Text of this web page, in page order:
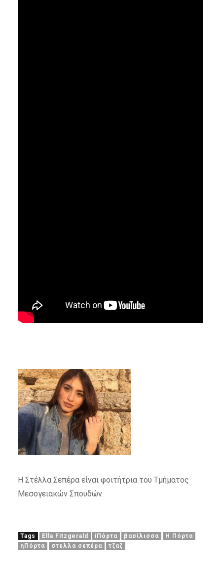
Η Στέλλα Σεπέρα είναι φοιτήτρια του Τμήματος
Μεσογειακών Σπουδών.
Tags Ella Fitzgerald iΠόρτα βασίλισσα
Η Πόρτα
ηΠόρτα
στελλα σεπέρα τζαζ